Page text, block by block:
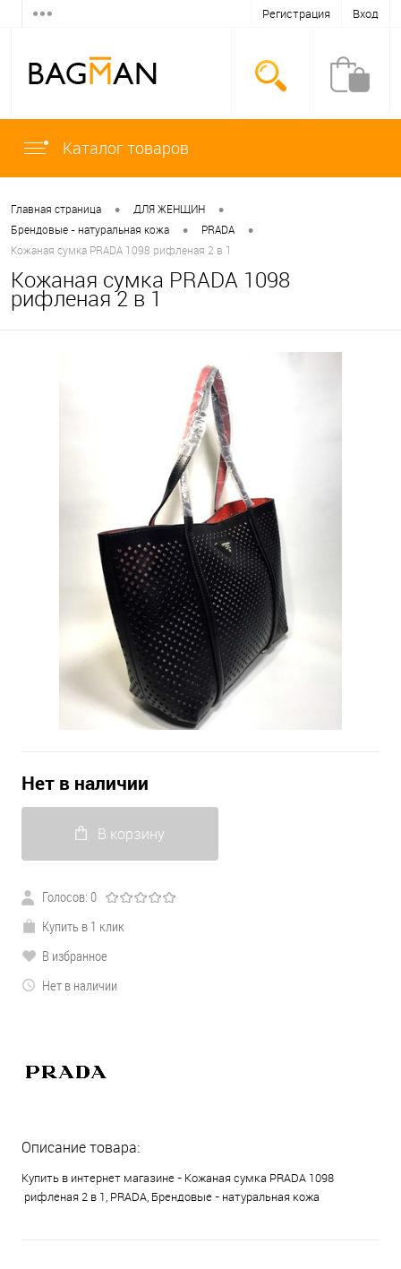
Регистрация Вход
Каталог товаров
Главная страница • ДЛЯ ЖЕНЩИН •
Брендовые - натуральная кожа • PRADA •
Кожаная сумка PRADA 1098 рифленая 2 в 1
Кожаная сумка PRADA 1098
рифленая 2 в 1
Нет в наличии
В корзину
Голосов: 0
Купить в 1 клик
В избранное
Нет в наличии
Описание товара:
Купить в интернет магазине - Кожаная сумка PRADA 1098
рифленая 2 в 1, PRADA, Брендовые - натуральная кожа